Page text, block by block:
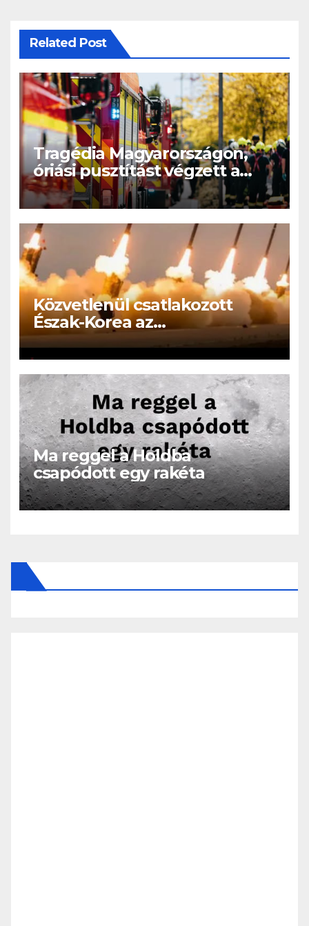
Related Post
Tragédia Magyarországon,
óriási pusztítást végzett a
tűzvész: leégett házak,
menekülő emberek – videó
Közvetlenül csatlakozott
Észak-Korea az
Oroszországban folyó
háborúhoz!
Ma reggel a Holdba
csapódott egy rakéta